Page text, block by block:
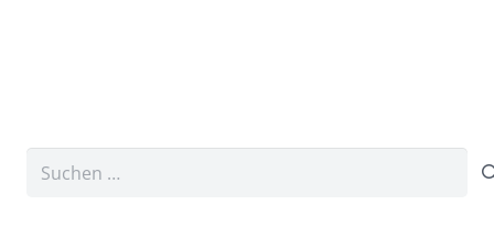
Suchen